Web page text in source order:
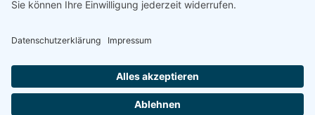
Desktop-Version